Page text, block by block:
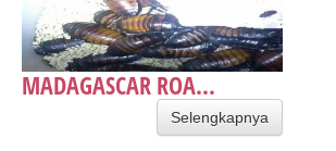
MADAGASCAR ROA...
Selengkapnya